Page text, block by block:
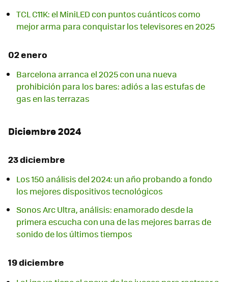
TCL C11K: el MiniLED con puntos cuánticos como
mejor arma para conquistar los televisores en 2025
02 enero
Barcelona arranca el 2025 con una nueva
prohibición para los bares: adiós a las estufas de
gas en las terrazas
Diciembre 2024
23 diciembre
Los 150 análisis del 2024: un año probando a fondo
los mejores dispositivos tecnológicos
Sonos Arc Ultra, análisis: enamorado desde la
primera escucha con una de las mejores barras de
sonido de los últimos tiempos
19 diciembre